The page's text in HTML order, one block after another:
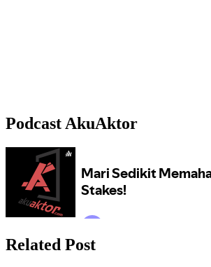
Podcast AkuAktor
Related Post